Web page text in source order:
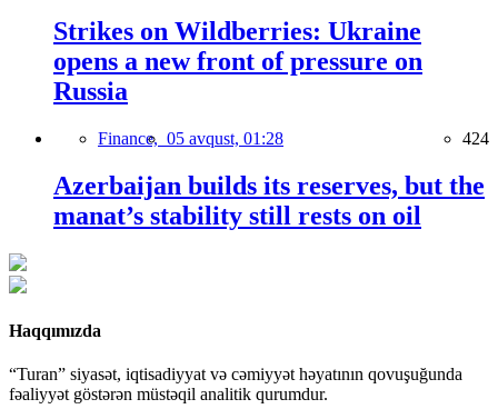
Strikes on Wildberries: Ukraine
opens a new front of pressure on
Russia
Finance, 05 avqust, 01:28 424
Azerbaijan builds its reserves, but the
manat’s stability still rests on oil
Haqqımızda
“Turan” siyasət, iqtisadiyyat və cəmiyyət həyatının qovuşuğunda
fəaliyyət göstərən müstəqil analitik qurumdur.